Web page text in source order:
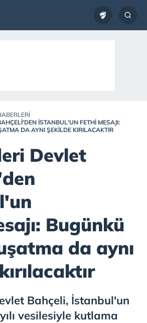
İSTANBUL'UN FETHI MESAJI:
DA AYNI ŞEKILDE KIRILACAKTIR
Devlet
Bugünkü
da aynı
Bahçeli, İstanbul'un
vesilesiyle kutlama